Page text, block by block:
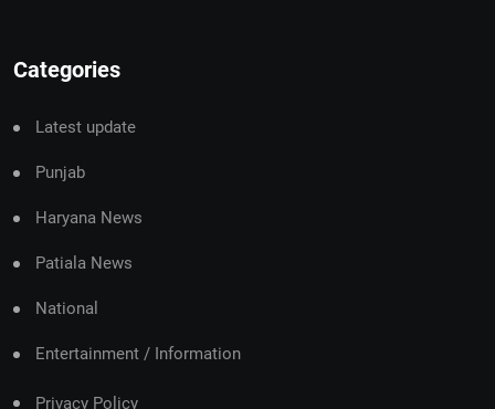
Categories
Latest update
Punjab
Haryana News
Patiala News
National
Entertainment / Information
Privacy Policy